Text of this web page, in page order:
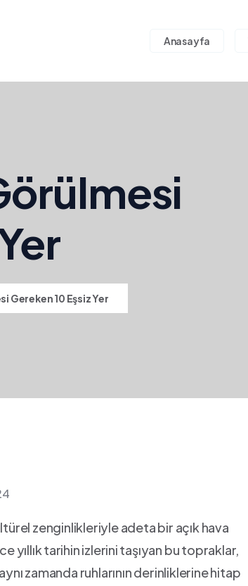
Anasayfa
Gereken 10 Eşsiz Yer
zenginlikleriyle adeta bir ‍açık hava
yıllık⁤ tarihin izlerini ⁢taşıyan bu ‍topraklar,
zamanda ruhlarının derinliklerine hitap